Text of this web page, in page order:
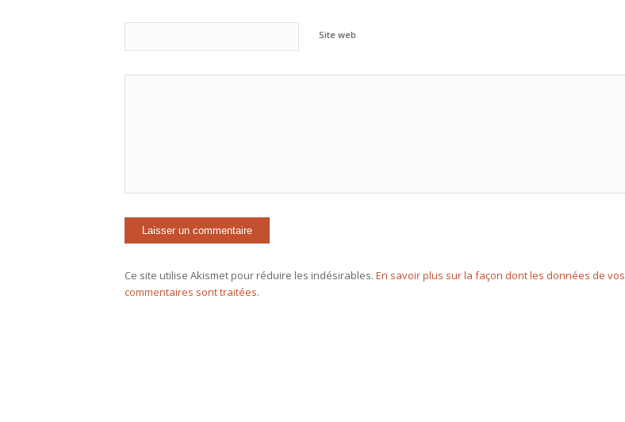
Site web
Ce site utilise Akismet pour réduire les indésirables. En savoir plus sur la façon dont les données de vos
commentaires sont traitées.